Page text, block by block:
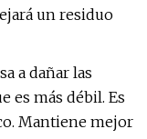
un residuo
a dañar las
es más débil. Es
Mantiene mejor